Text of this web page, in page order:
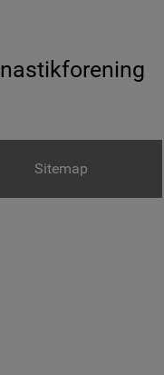
Sitemap